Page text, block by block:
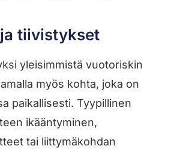
tiivistykset
yleisimmistä vuotoriskin
myös kohta, joka on
paikallisesti. Tyypillinen
ikääntyminen,
tai liittymäkohdan